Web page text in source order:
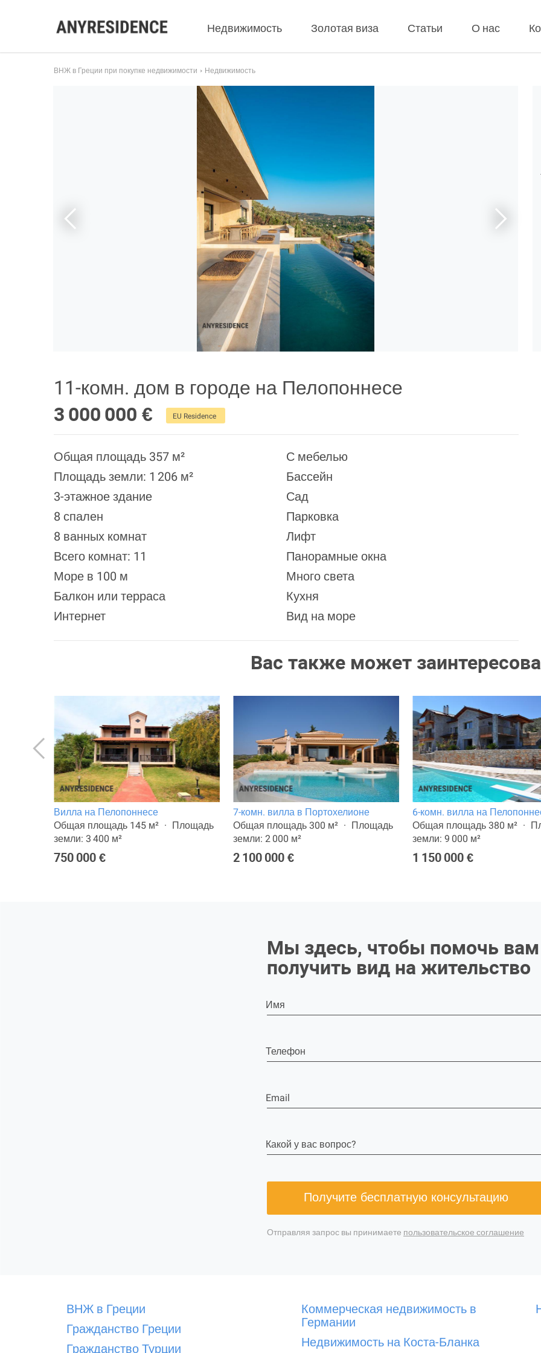
Недвижимость Золотая виза Статьи О нас
ВНЖ в Греции при покупке недвижимости Недвижимость
11-комн. дом в городе на Пелопоннесе
3 000 000 €
EU Residence
Общая площадь 357 м²
Площадь земли: 1 206 м²
3-этажное здание
8 спален
8 ванных комнат
Всего комнат: 11
Море в 100 м
Балкон или терраса
Интернет
С мебелью
Бассейн
Сад
Парковка
Лифт
Панорамные окна
Много света
Кухня
Вид на море
Вас также может
Вилла на Пелопоннесе
Общая площадь 145 м²
Площадь
земли: 3 400 м²
750 000 €
7-комн. вилла в Портохелионе
Общая площадь 300 м²
Площадь
земли: 2 000 м²
2 100 000 €
6-комн. вилла на
Общая площадь 380 м²
земли: 9 000 м²
1 150 000 €
Мы здесь, чтобы помочь вам
получить вид на жительство
Имя
Телефон
Email
Какой у вас вопрос?
Получите бесплатную консультацию
Отправляя запрос вы принимаете пользовательское соглашение
ВНЖ в Греции
Гражданство Греции
Гражданство Турции
Коммерческая недвижимость в
Германии
Недвижимость на Коста-Бланка